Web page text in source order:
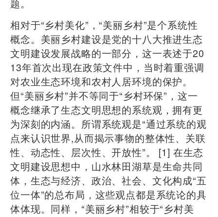
题。
相对于“乡村美化”，“美丽乡村”是个系统性
概念。美丽乡村建设是党的十八大推进生态
文明建设发展战略的一部分，这一表述于20
13年首次出现在政策文件中，当时着重强调
对农业生态环境和农村人居环境的保护。
但“美丽乡村”并不等同于“乡村环保”，这一
概念继承了生态文明思想的系统观，拥有更
为深刻的内涵。所谓系统观是“通过系统的观
点来认识世界,从而揭示事物的整体性、关联
性、动态性、层次性、开放性”。 [1] 在生态
文明建设思想中，山水林田湖草是生命共同
体，生态与经济、政治、社会、文化构成“五
位一体”的总布局，这些观点都是系统论的具
体体现。同样，“美丽乡村”相较于“乡村美